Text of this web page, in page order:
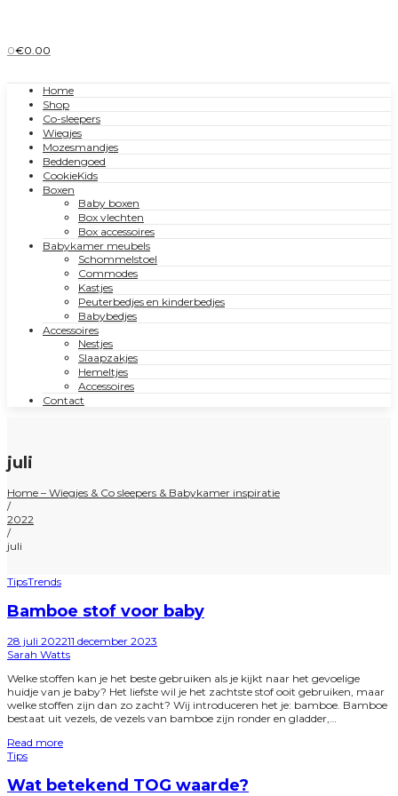
0€0.00
Home
Shop
Co-sleepers
Wiegjes
Mozesmandjes
Beddengoed
CookieKids
Boxen
Baby boxen
Box vlechten
Box accessoires
Babykamer meubels
Schommelstoel
Commodes
Kastjes
Peuterbedjes en kinderbedjes
Babybedjes
Accessoires
Nestjes
Slaapzakjes
Hemeltjes
Accessoires
Contact
juli
Home – Wiegjes & Co sleepers & Babykamer inspiratie
/
2022
/
juli
Posted
TipsTrends
Bamboe stof voor baby
Posted
on
28 juli 202211 december 2023
by
Sarah Watts
Welke stoffen kan je het beste gebruiken als je kijkt naar het gevoelige
huidje van je baby? Het liefste wil je het zachtste stof ooit gebruiken, maar
welke stoffen zijn dan zo zacht? Wij introduceren het je: bamboe. Bamboe
bestaat uit vezels, de vezels van bamboe zijn ronder en gladder,…
Read more
Posted
Tips
Wat betekend TOG waarde?